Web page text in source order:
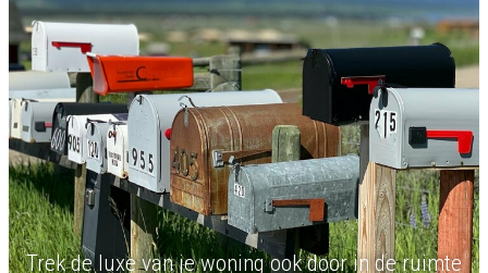
Trek de luxe van je woning ook door in de ruimte